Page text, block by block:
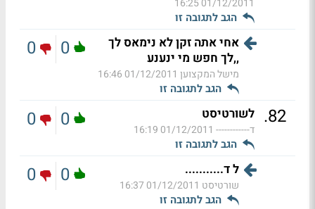
01/12/2011 16:25
הגב לתגובה זו
אחי אתה זקן לא נימאס לך
,,לך חפש מי ינענע
מישל המקצוען 01/12/2011 16:46
הגב לתגובה זו
0
0
82
. לשורטיסט
ד------------ 01/12/2011 16:19
הגב לתגובה זו
0
0
ל ד...........
שורטיסט 01/12/2011 16:37
הגב לתגובה זו
0
0